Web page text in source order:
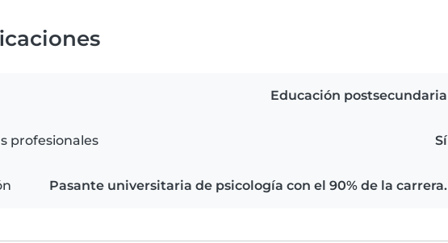
Educación postsecundaria
profesionales Sí
Pasante universitaria de psicología con el 90% de la carrera.